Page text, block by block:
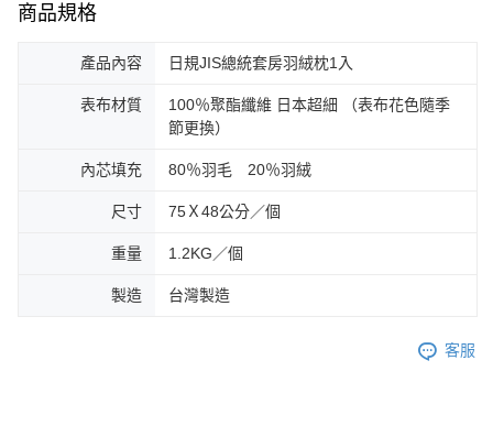
商品規格
產品內容 日規JIS總統套房羽絨枕1入
表布材質
100％聚酯纖維 日本超細 （表布花色隨季
節更換）
內芯填充 80％羽毛 20％羽絨
尺寸 75Ｘ48公分／個
重量 1.2KG／個
製造 台灣製造
客服